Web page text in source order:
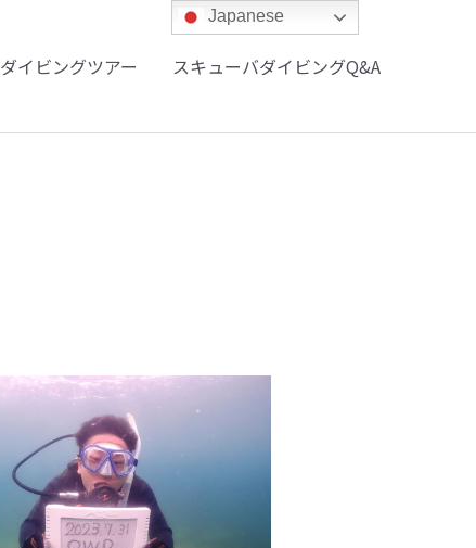
ダイビングツアー スキューバダイビングQ&A
Japanese